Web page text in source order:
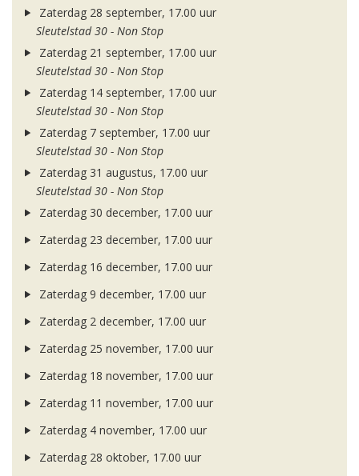
Zaterdag 28 september, 17.00 uur
Sleutelstad 30 - Non Stop
Zaterdag 21 september, 17.00 uur
Sleutelstad 30 - Non Stop
Zaterdag 14 september, 17.00 uur
Sleutelstad 30 - Non Stop
Zaterdag 7 september, 17.00 uur
Sleutelstad 30 - Non Stop
Zaterdag 31 augustus, 17.00 uur
Sleutelstad 30 - Non Stop
Zaterdag 30 december, 17.00 uur
Zaterdag 23 december, 17.00 uur
Zaterdag 16 december, 17.00 uur
Zaterdag 9 december, 17.00 uur
Zaterdag 2 december, 17.00 uur
Zaterdag 25 november, 17.00 uur
Zaterdag 18 november, 17.00 uur
Zaterdag 11 november, 17.00 uur
Zaterdag 4 november, 17.00 uur
Zaterdag 28 oktober, 17.00 uur